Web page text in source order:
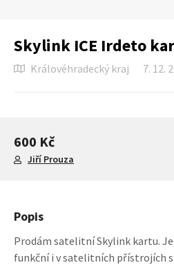
Skylink ICE Irdeto
Královéhradecký kraj 7. 12.
600 Kč
Jiří Prouza
Popis
Prodám satelitní Skylink kartu.
funkční i v satelitních přístrojích